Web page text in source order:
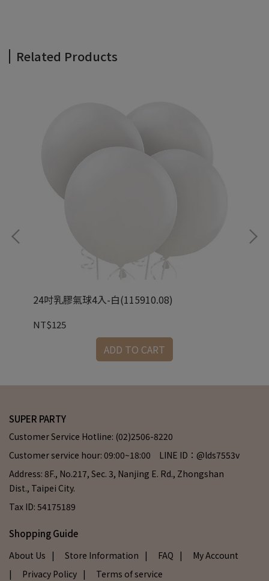
Related Products
24吋乳膠氣球4入-白(115910.08)
NT$125
ADD TO CART
SUPER PARTY
Customer Service Hotline: (02)2506-8220
Customer service hour: 09:00~18:00 LINE ID：@lds7553v
Address: 8F., No.217, Sec. 3, Nanjing E. Rd., Zhongshan
Dist., Taipei City.
Tax ID: 54175189
Shopping Guide
About Us | Store Information | FAQ | My Account
| Privacy Policy | Terms of service